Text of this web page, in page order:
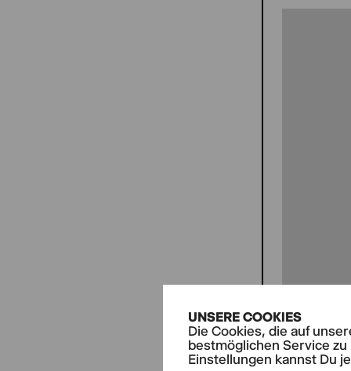
UNSERE COOKIES
Die Cookies, die auf
bestmöglichen Service
Einstellungen kannst Du